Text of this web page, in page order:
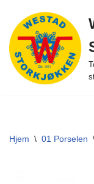
Hopp
til
innholdet
Hjem \ 01 Porselen